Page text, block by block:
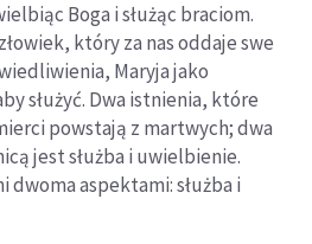
Boga i służąc braciom.
który za nas oddaje swe
Maryja jako
służyć. Dwa istnienia, które
powstają z martwych; dwa
jest służba i uwielbienie.
dwoma aspektami: służba i